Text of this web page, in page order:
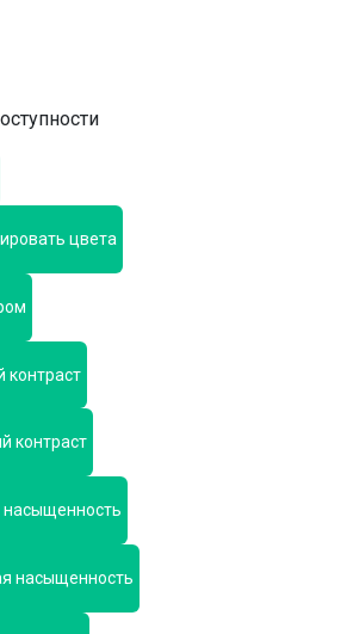
цвета
контраст
контраст
насыщенность
насыщенность